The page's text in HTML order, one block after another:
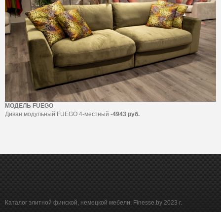
МОДЕЛЬ FUEGO
Диван модульный FUEGO 4-местный -4943 руб.
Каталог элитной финской, немецкой мебели. Finesse.by 2023 г.